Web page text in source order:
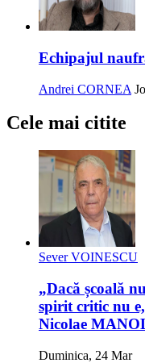
Echipajul
Andrei CORNEA
Cele mai citite
Sever VOINESCU
„Dacă școală
spirit critic nu
Nicolae
Duminica, 24 Mar